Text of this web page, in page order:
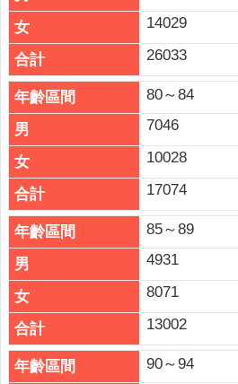
14029
26033
80～84
7046
10028
17074
85～89
4931
8071
13002
90～94